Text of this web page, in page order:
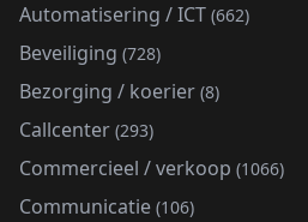
Automatisering / ICT (662)
Beveiliging (728)
Bezorging / koerier (8)
Callcenter (293)
Commercieel / verkoop (1066)
Communicatie (106)